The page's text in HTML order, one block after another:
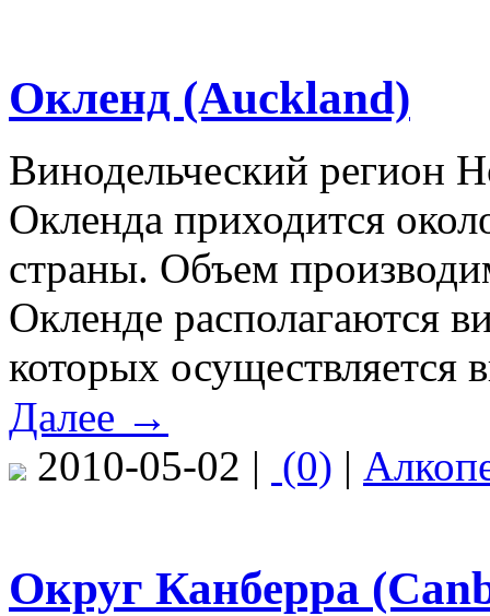
Окленд (Auckland)
Винодельческий регион
Окленда приходится
страны. Объем
Окленде располагаются
которых осуществляется
Далее →
2010-05-02 | (0) |
Округ Канберра